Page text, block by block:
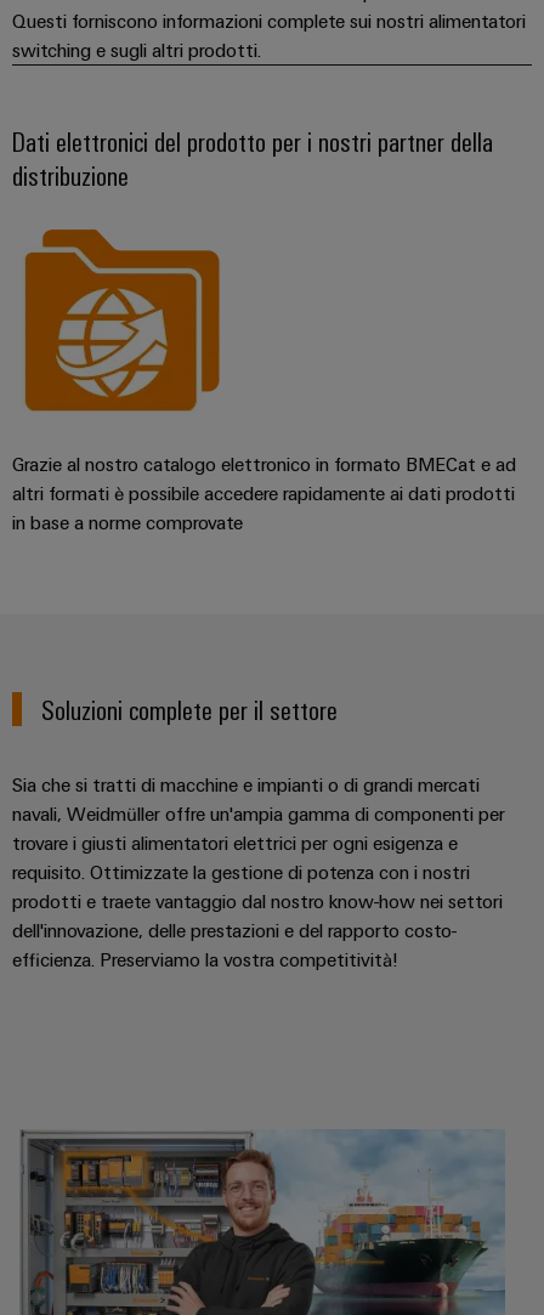
Questi forniscono informazioni complete sui nostri alimentatori
switching e sugli altri prodotti.
Dati elettronici del prodotto per i nostri partner della
distribuzione
Grazie al nostro catalogo elettronico in formato BMECat e ad
altri formati è possibile accedere rapidamente ai dati prodotti
in base a norme comprovate
Soluzioni complete per il settore
Sia che si tratti di macchine e impianti o di grandi mercati
navali, Weidmüller offre un'ampia gamma di componenti per
trovare i giusti alimentatori elettrici per ogni esigenza e
requisito. Ottimizzate la gestione di potenza con i nostri
prodotti e traete vantaggio dal nostro know-how nei settori
dell'innovazione, delle prestazioni e del rapporto costo-
efficienza. Preserviamo la vostra competitività!